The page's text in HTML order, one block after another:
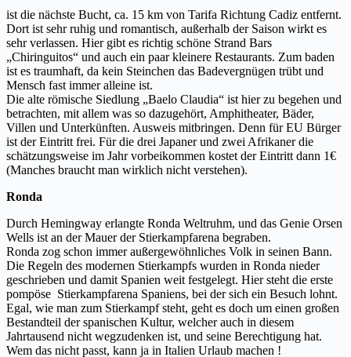
ist die nächste Bucht, ca. 15 km von Tarifa Richtung Cadiz entfernt.
Dort ist sehr ruhig und romantisch, außerhalb der Saison wirkt es
sehr verlassen. Hier gibt es richtig schöne Strand Bars
„Chiringuitos“ und auch ein paar kleinere Restaurants. Zum baden
ist es traumhaft, da kein Steinchen das Badevergnügen trübt und
Mensch fast immer alleine ist.
Die alte römische Siedlung „Baelo Claudia“ ist hier zu begehen und
betrachten, mit allem was so dazugehört, Amphitheater, Bäder,
Villen und Unterkünften. Ausweis mitbringen. Denn für EU Bürger
ist der Eintritt frei. Für die drei Japaner und zwei Afrikaner die
schätzungsweise im Jahr vorbeikommen kostet der Eintritt dann 1€
(Manches braucht man wirklich nicht verstehen).
Ronda
Durch Hemingway erlangte Ronda Weltruhm, und das Genie Orsen
Wells ist an der Mauer der Stierkampfarena begraben.
Ronda zog schon immer außergewöhnliches Volk in seinen Bann.
Die Regeln des modernen Stierkampfs wurden in Ronda nieder
geschrieben und damit Spanien weit festgelegt. Hier steht die erste
pompöse Stierkampfarena Spaniens, bei der sich ein Besuch lohnt.
Egal, wie man zum Stierkampf steht, geht es doch um einen großen
Bestandteil der spanischen Kultur, welcher auch in diesem
Jahrtausend nicht wegzudenken ist, und seine Berechtigung hat.
Wem das nicht passt, kann ja in Italien Urlaub machen !